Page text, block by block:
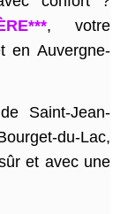
, votre
en Auvergne-
Saint-Jean-
du-Lac,
et avec une